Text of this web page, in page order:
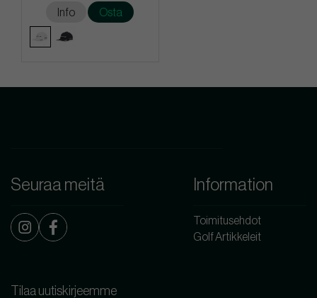
Info Osta
Seuraa meitä Information
Toimitusehdot
Golf Artikkeleit
Tilaa uutiskirjeemme